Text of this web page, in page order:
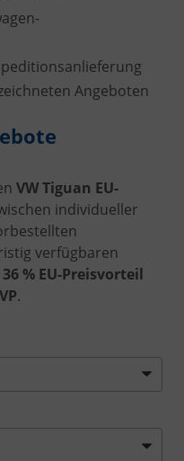
Angeboten
VW Tiguan EU-
individueller
verfügbaren
% EU-Preisvorteil
.